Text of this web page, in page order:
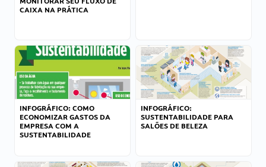
CAIXA NA PRÁTICA
INFOGRÁFICO: COMO
ECONOMIZAR GASTOS DA
EMPRESA COM A
SUSTENTABILIDADE
INFOGRÁFICO:
SUSTENTABILIDADE PARA
SALÕES DE BELEZA